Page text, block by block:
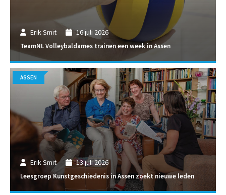
Erik Smit 16 juli 2026
TeamNL Volleybaldames trainen een week in Assen
Erik Smit 13 juli 2026
Leesgroep Kunstgeschiedenis in Assen zoekt nieuwe leden
ASSEN